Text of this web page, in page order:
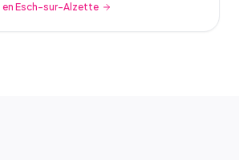
en Esch-sur-Alzette